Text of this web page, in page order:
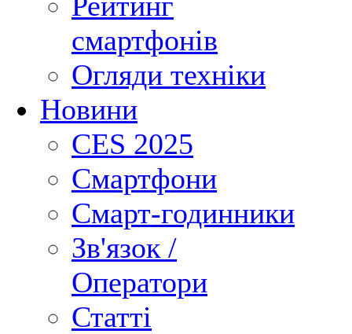
смартфонів
Огляди техніки
Новини
CES 2025
Смартфони
Смарт-годинники
Зв'язок /
Оператори
Статті